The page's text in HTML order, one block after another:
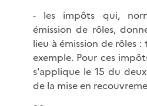
- les impôts qui,
émission de rôles,
lieu à émission de rôles :
exemple. Pour ces
s'applique le 15 du
de la mise en